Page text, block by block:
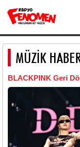
MÜZİK
BLACKPINK Geri